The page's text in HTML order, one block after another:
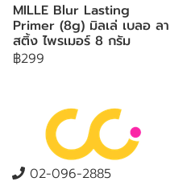
MILLE Blur Lasting
Primer (8g) มิลเล่ เบลอ ลา
สติ้ง ไพรเมอร์ 8 กรัม
฿299
02-096-2885